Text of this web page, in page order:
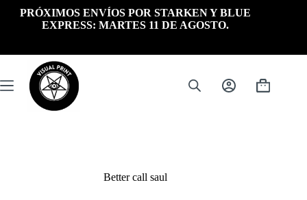
PRÓXIMOS ENVÍOS POR STARKEN Y BLUE
EXPRESS: MARTES 11 DE AGOSTO.
Carrito
Better call saul